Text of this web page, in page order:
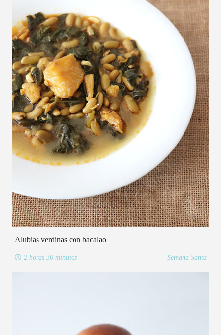
Alubias verdinas con bacalao
2 horas 30 minutos Semana Santa